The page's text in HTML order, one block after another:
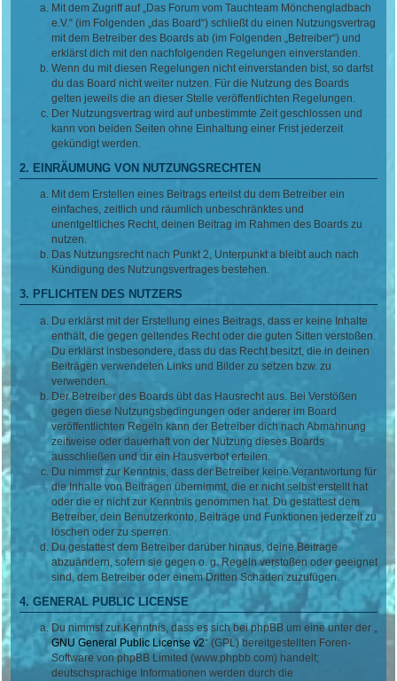
Mit dem Zugriff auf „Das Forum vom Tauchteam Mönchengladbach
e.V.“ (im Folgenden „das Board“) schließt du einen Nutzungsvertrag
mit dem Betreiber des Boards ab (im Folgenden „Betreiber“) und
erklärst dich mit den nachfolgenden Regelungen einverstanden.
Wenn du mit diesen Regelungen nicht einverstanden bist, so darfst
du das Board nicht weiter nutzen. Für die Nutzung des Boards
gelten jeweils die an dieser Stelle veröffentlichten Regelungen.
Der Nutzungsvertrag wird auf unbestimmte Zeit geschlossen und
kann von beiden Seiten ohne Einhaltung einer Frist jederzeit
gekündigt werden.
2. EINRÄUMUNG VON NUTZUNGSRECHTEN
Mit dem Erstellen eines Beitrags erteilst du dem Betreiber ein
einfaches, zeitlich und räumlich unbeschränktes und
unentgeltliches Recht, deinen Beitrag im Rahmen des Boards zu
nutzen.
Das Nutzungsrecht nach Punkt 2, Unterpunkt a bleibt auch nach
Kündigung des Nutzungsvertrages bestehen.
3. PFLICHTEN DES NUTZERS
Du erklärst mit der Erstellung eines Beitrags, dass er keine Inhalte
enthält, die gegen geltendes Recht oder die guten Sitten verstoßen.
Du erklärst insbesondere, dass du das Recht besitzt, die in deinen
Beiträgen verwendeten Links und Bilder zu setzen bzw. zu
verwenden.
Der Betreiber des Boards übt das Hausrecht aus. Bei Verstößen
gegen diese Nutzungsbedingungen oder anderer im Board
veröffentlichten Regeln kann der Betreiber dich nach Abmahnung
zeitweise oder dauerhaft von der Nutzung dieses Boards
ausschließen und dir ein Hausverbot erteilen.
Du nimmst zur Kenntnis, dass der Betreiber keine Verantwortung für
die Inhalte von Beiträgen übernimmt, die er nicht selbst erstellt hat
oder die er nicht zur Kenntnis genommen hat. Du gestattest dem
Betreiber, dein Benutzerkonto, Beiträge und Funktionen jederzeit zu
löschen oder zu sperren.
Du gestattest dem Betreiber darüber hinaus, deine Beiträge
abzuändern, sofern sie gegen o. g. Regeln verstoßen oder geeignet
sind, dem Betreiber oder einem Dritten Schaden zuzufügen.
4. GENERAL PUBLIC LICENSE
Du nimmst zur Kenntnis, dass es sich bei phpBB um eine unter der „
GNU General Public License v2“ (GPL) bereitgestellten Foren-
Software von phpBB Limited (www.phpbb.com) handelt;
deutschsprachige Informationen werden durch die